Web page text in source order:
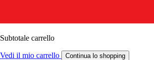
Subtotale carrello
Vedi il mio carrello Continua lo shopping